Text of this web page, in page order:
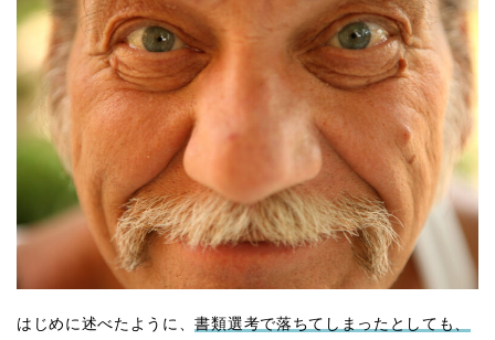
はじめに述べたように、書類選考で落ちてしまったとしても、